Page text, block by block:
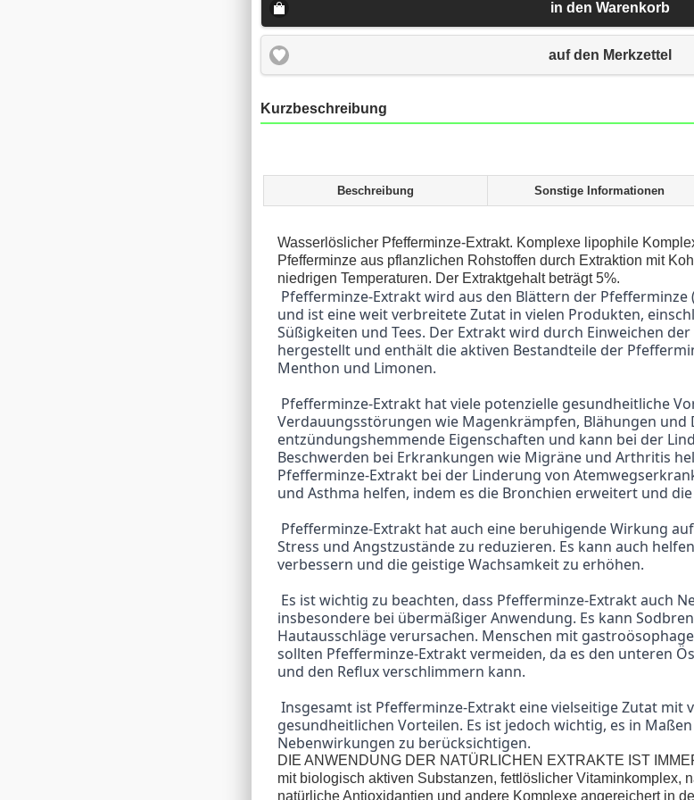
in den Warenkorb
auf den Merkzettel
Kurzbeschreibung
Beschreibung Sonstige Informationen
Wasserlöslicher Pfefferminze-Extrakt. Komplexe lipophile
Pfefferminze aus pflanzlichen Rohstoffen durch Extraktion mit
niedrigen Temperaturen. Der Extraktgehalt beträgt 5%.
und ist eine weit verbreitete Zutat in vielen Produkten,
Süßigkeiten und Tees. Der Extrakt wird durch Einweichen
hergestellt und enthält die aktiven Bestandteile der
Menthon und Limonen.
Verdauungsstörungen wie Magenkrämpfen, Blähungen und
entzündungshemmende Eigenschaften und kann bei der
Beschwerden bei Erkrankungen wie Migräne und Arthritis
Pfefferminze-Extrakt bei der Linderung von
und Asthma helfen, indem es die Bronchien erweitert und
Stress und Angstzustände zu reduzieren. Es kann auch
verbessern und die geistige Wachsamkeit zu erhöhen.
insbesondere bei übermäßiger Anwendung. Es kann
Hautausschläge verursachen. Menschen mit
sollten Pfefferminze-Extrakt vermeiden, da es den unteren
und den Reflux verschlimmern kann.
Insgesamt ist Pfefferminze-Extrakt eine vielseitige Zutat mit vielen potenziellen
gesundheitlichen Vorteilen. Es ist jedoch wichtig, es in
Nebenwirkungen zu berücksichtigen.
DIE ANWENDUNG DER NATÜRLICHEN EXTRAKTE IST
mit biologisch aktiven Substanzen, fettlöslicher Vitaminkomplex,
natürliche Antioxidantien und andere Komplexe angereichert in